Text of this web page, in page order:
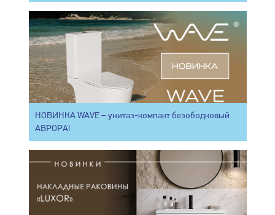
НОВИНКА WAVE – унитаз-компакт безободковый
АВРОРА!